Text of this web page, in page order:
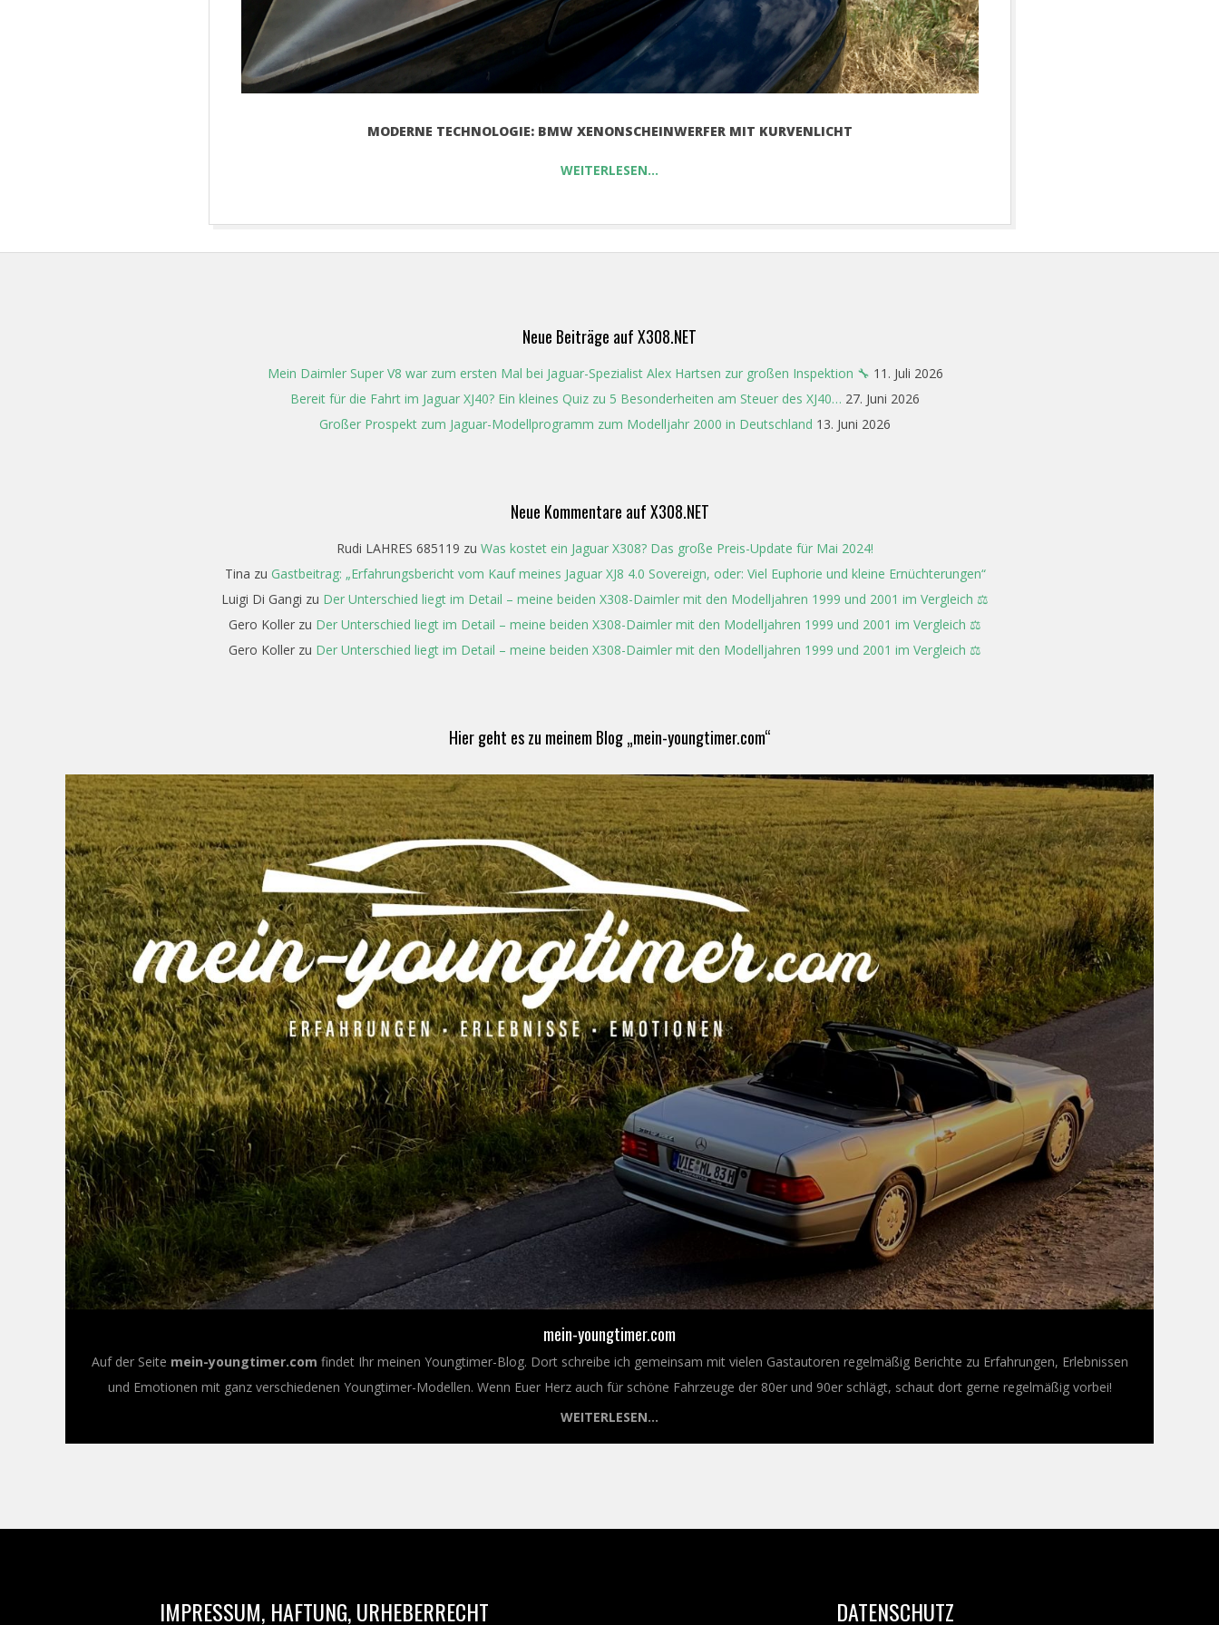
MODERNE TECHNOLOGIE: BMW XENONSCHEINWERFER MIT KURVENLICHT
WEITERLESEN…
Neue Beiträge auf X308.NET
Mein Daimler Super V8 war zum ersten Mal bei Jaguar-Spezialist Alex Hartsen zur großen Inspektion 🔧 11. Juli 2026
Bereit für die Fahrt im Jaguar XJ40? Ein kleines Quiz zu 5 Besonderheiten am Steuer des XJ40… 27. Juni 2026
Großer Prospekt zum Jaguar-Modellprogramm zum Modelljahr 2000 in Deutschland 13. Juni 2026
Neue Kommentare auf X308.NET
Rudi LAHRES 685119 zu Was kostet ein Jaguar X308? Das große Preis-Update für Mai 2024!
Tina zu Gastbeitrag: „Erfahrungsbericht vom Kauf meines Jaguar XJ8 4.0 Sovereign, oder: Viel Euphorie und kleine Ernüchterungen“
Luigi Di Gangi zu Der Unterschied liegt im Detail – meine beiden X308-Daimler mit den Modelljahren 1999 und 2001 im Vergleich ⚖️
Gero Koller zu Der Unterschied liegt im Detail – meine beiden X308-Daimler mit den Modelljahren 1999 und 2001 im Vergleich ⚖️
Gero Koller zu Der Unterschied liegt im Detail – meine beiden X308-Daimler mit den Modelljahren 1999 und 2001 im Vergleich ⚖️
Hier geht es zu meinem Blog „mein-youngtimer.com“
mein-youngtimer.com
Auf der Seite mein-youngtimer.com findet Ihr meinen Youngtimer-Blog. Dort schreibe ich gemeinsam mit vielen Gastautoren regelmäßig Berichte zu Erfahrungen, Erlebnissen
und Emotionen mit ganz verschiedenen Youngtimer-Modellen. Wenn Euer Herz auch für schöne Fahrzeuge der 80er und 90er schlägt, schaut dort gerne regelmäßig vorbei!
WEITERLESEN...
IMPRESSUM, HAFTUNG, URHEBERRECHT DATENSCHUTZ